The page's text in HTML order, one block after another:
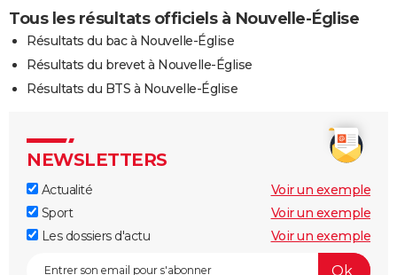
Tous les résultats officiels à Nouvelle-Église
Résultats du bac à Nouvelle-Église
Résultats du brevet à Nouvelle-Église
Résultats du BTS à Nouvelle-Église
NEWSLETTERS
Actualité
Voir un exemple
Sport
Voir un exemple
Les dossiers d'actu
Voir un exemple